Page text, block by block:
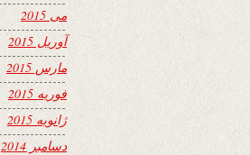
می 2015
آوریل 2015
مارس 2015
فوریه 2015
ژانویه 2015
دسامبر 2014